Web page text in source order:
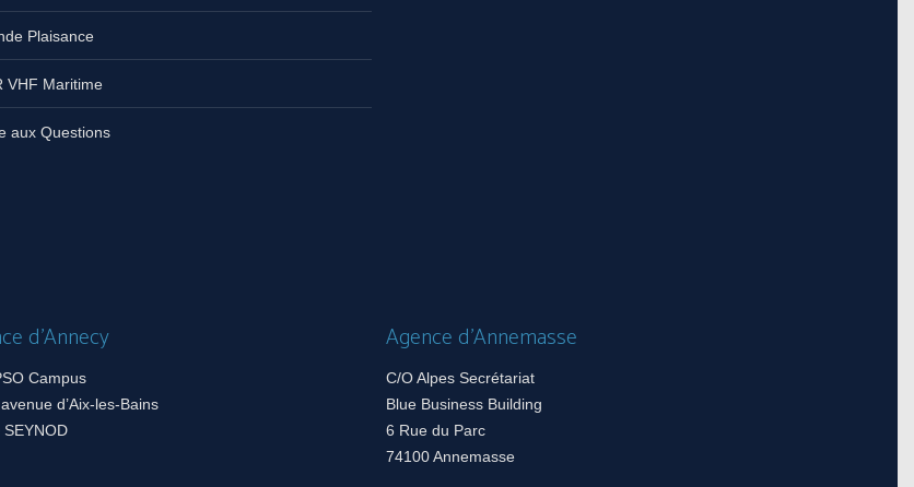
Plaisance
VHF Maritime
aux Questions
d’Annecy
Campus
d’Aix-les-Bains
Agence d’Annemasse
C/O Alpes Secrétariat
Blue Business Building
6 Rue du Parc
74100 Annemasse